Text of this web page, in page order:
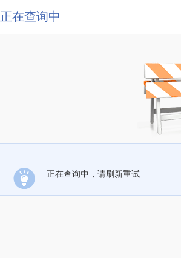
正在查询中
正在查询中，请刷新重试